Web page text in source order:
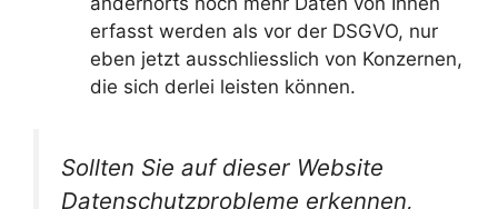
erfasst werden als vor der DSGVO, nur
eben jetzt ausschliesslich von Konzernen,
die sich derlei leisten können.
Sollten Sie auf dieser Website
Datenschutzprobleme erkennen,